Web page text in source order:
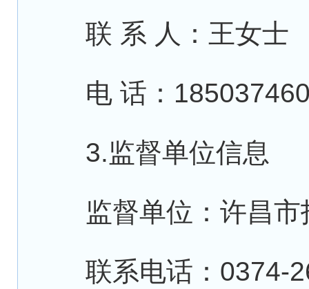
联 系 人：王女士
电 话：
3.监督单位信息
监督单位：许昌市
联系电话：0374-